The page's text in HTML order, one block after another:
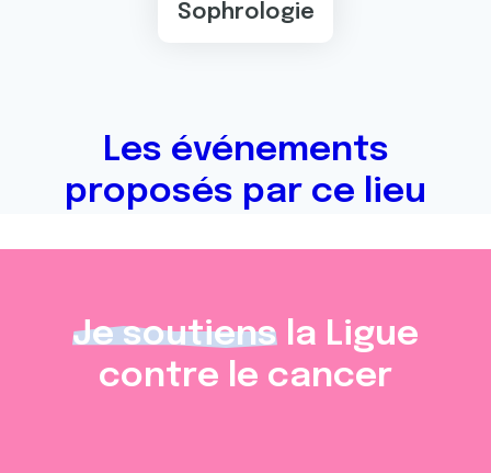
Sophrologie
Les événements
proposés par ce lieu
Je soutiens la Ligue
contre le cancer